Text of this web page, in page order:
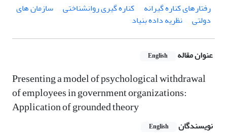
رفتارهای کناره گیرانه
کناره گیری روانشناختی
سازمان های
دولتی
نظریه داده بنیاد
عنوان مقاله English
Presenting a model of psychological withdrawal
of employees in government organizations:
Application of grounded theory
نویسندگان English